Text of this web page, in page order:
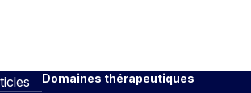
Domaines thérapeutiques